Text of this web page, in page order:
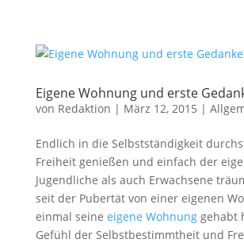
Eigene Wohnung und erste
von Redaktion | März 12, 2015 |
Endlich in die Selbstständigkeit
Freiheit genießen und einfach der
Jugendliche als auch Erwachsene
seit der Pubertät von einer eigenen
einmal seine eigene Wohnunggehabt
Gefühl der Selbstbestimmtheit und